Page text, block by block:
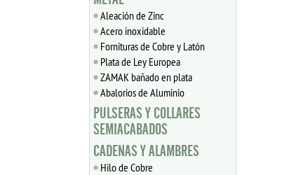
Aleación de Zinc
Acero inoxidable
Fornituras de Cobre y Latón
Plata de Ley Europea
ZAMAK bañado en plata
Abalorios de Aluminio
PULSERAS Y COLLARES
SEMIACABADOS
CADENAS Y ALAMBRES
Hilo de Cobre